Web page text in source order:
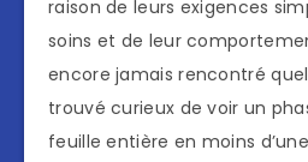
raison de leurs exigences
soins et de leur
encore jamais rencontré
trouvé curieux de voir un
feuille entière en moins